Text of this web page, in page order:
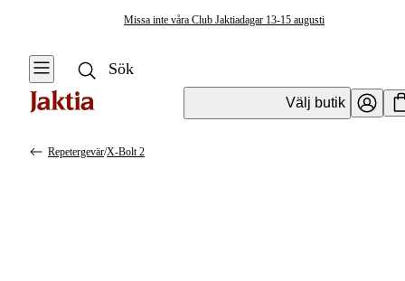
Missa inte våra Club Jaktiadagar 13-15 augusti
Välj butik
Repetergevär/X-Bolt 2